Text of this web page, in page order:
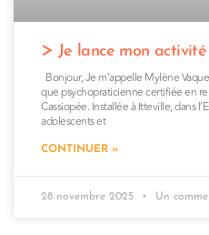
Je lance mon
Bonjour, Je m’appelle Mylène
que psychopraticienne certifiée en
Cassiopée. Installée à Itteville, dans
adolescents et
CONTINUER »
28 novembre 2025 Un